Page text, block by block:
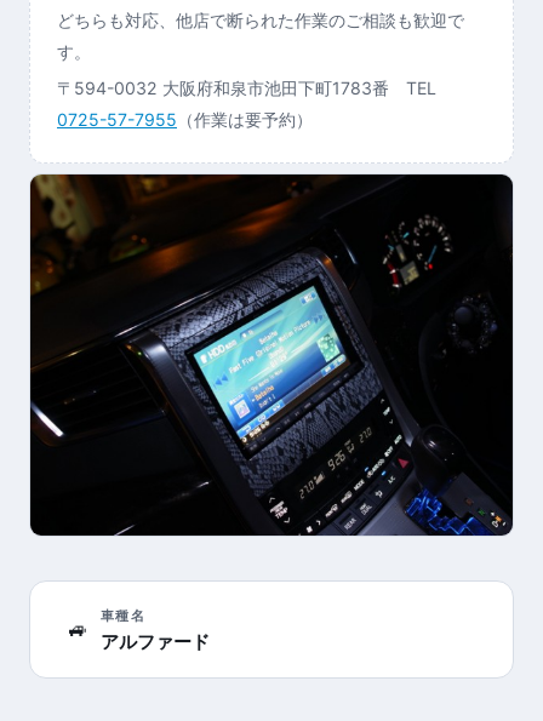
どちらも対応、他店で断られた作業のご相談も歓迎で
す。
〒594-0032 大阪府和泉市池田下町1783番 TEL
0725-57-7955 （作業は要予約）
🚙
車種名
アルファード